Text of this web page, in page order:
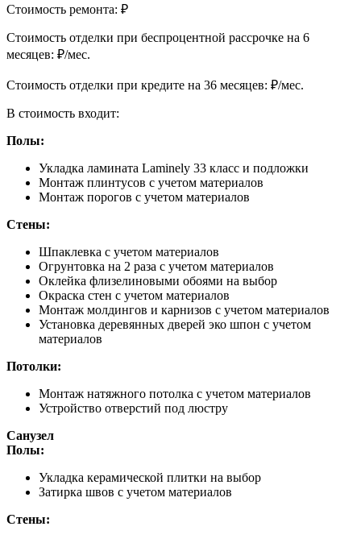
Стоимость ремонта: ₽
Cтоимость отделки при беспроцентной рассрочке на 6
месяцев: ₽/мес.
Cтоимость отделки при кредите на 36 месяцев: ₽/мес.
В стоимость входит:
Полы:
Укладка ламината Laminely 33 класс и подложки
Монтаж плинтусов с учетом материалов
Монтаж порогов с учетом материалов
Стены:
Шпаклевка с учетом материалов
Огрунтовка на 2 раза с учетом материалов
Оклейка флизелиновыми обоями на выбор
Окраска стен с учетом материалов
Монтаж молдингов и карнизов с учетом материалов
Установка деревянных дверей эко шпон с учетом
материалов
Потолки:
Монтаж натяжного потолка с учетом материалов
Устройство отверстий под люстру
Санузел
Полы:
Укладка керамической плитки на выбор
Затирка швов с учетом материалов
Стены: